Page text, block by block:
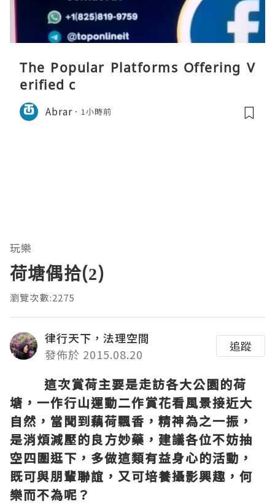
The Popular Platforms Offering V
erified c
Abrar 1小時前
玩樂
荷塘偶拾(2)
瀏覽次數:2275
律行天下，法理空間
發佈於 2015.08.20
追蹤
這次賞荷主要是走訪各大公園的荷
塘，一作行山運動二作賞花看風景接近大
自然，當聞到藕荷飄香，精神為之一振，
是消煩減壓的良方妙藥，建議各位不妨抽
空四圍逛下，多做這類有益身心的活動，
既可與朋輩聯誼，又可培養攝影興趣，何
樂而不為呢？